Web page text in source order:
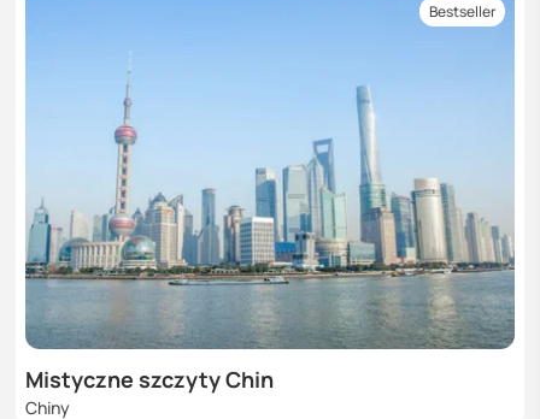
Bestseller
Mistyczne szczyty Chin
Chiny